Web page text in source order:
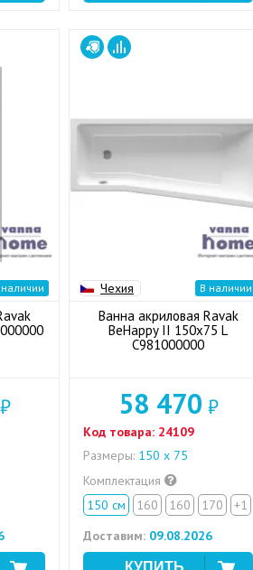
₽
Чехия В наличии
Ванна акриловая Ravak
BeHappy II 150x75 L
C981000000
58 470 ₽
Код товара: 24109
Размеры: 150 х 75
Комплектация
150 см
160 160 170
+1
Доставим: 09.08.2026